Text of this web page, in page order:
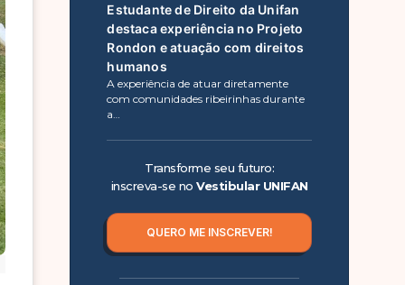
Estudante de Direito da Unifan
destaca experiência no Projeto
Rondon e atuação com direitos
humanos
A experiência de atuar diretamente
com comunidades ribeirinhas durante
a…
Transforme seu futuro:
inscreva-se noVestibular UNIFAN
QUERO ME INSCREVER!